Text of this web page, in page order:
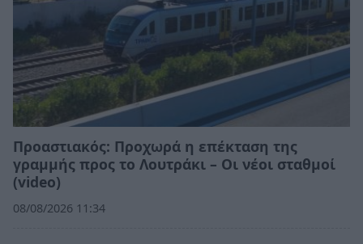
Προαστιακός: Προχωρά η επέκταση της
γραμμής προς το Λουτράκι – Οι νέοι σταθμοί
(video)
08/08/2026 11:34